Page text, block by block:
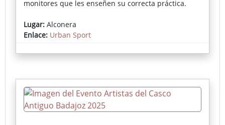
monitores que les enseñen su correcta práctica.
En cada localidad se instala una pista deportiva
portátil donde se puede practicar skate, voleibol,
actividades muy demandadas por los más jóvenes.
Ayuntamiento o en la propia pista el día del evento.
Lugar: Alconera
Enlace: Urban Sport